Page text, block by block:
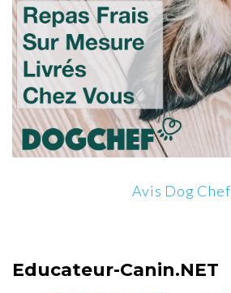
Avis Dog Chef
Educateur-Canin.NET